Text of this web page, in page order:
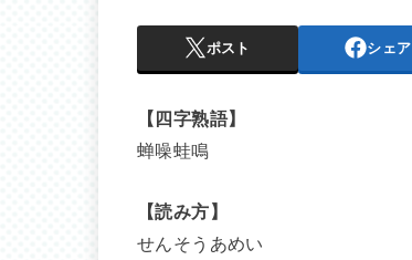
ポスト シェア
【四字熟語】
蝉噪蛙鳴
【読み方】
せんそうあめい